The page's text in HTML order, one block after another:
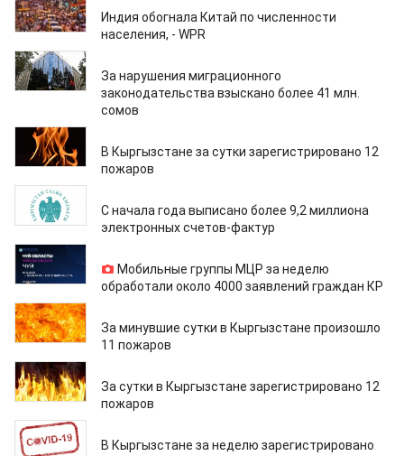
Индия обогнала Китай по численности
населения, - WPR
30.12.2022
За нарушения миграционного
законодательства взыскано более 41 млн.
сомов
29.12.2022
В Кыргызстане за сутки зарегистрировано 12
пожаров
23.12.2022
C начала года выписано более 9,2 миллиона
электронных счетов-фактур
19.12.2022
Мобильные группы МЦР за неделю
обработали около 4000 заявлений граждан КР
19.12.2022
За минувшие сутки в Кыргызстане произошло
11 пожаров
01.12.2022
За сутки в Кыргызстане зарегистрировано 12
пожаров
21.11.2022
В Кыргызстане за неделю зарегистрировано